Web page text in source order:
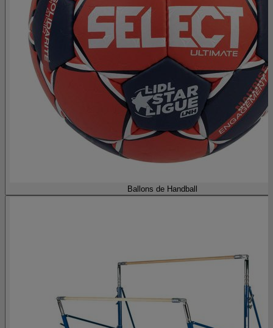
Ballons de Handball